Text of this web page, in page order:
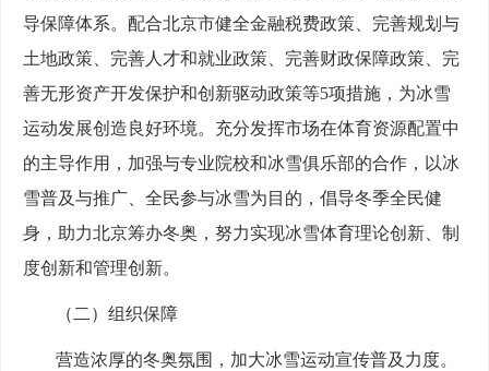
导保障体系。配合北京市健全金融税费政策、完善规划与
土地政策、完善人才和就业政策、完善财政保障政策、完
善无形资产开发保护和创新驱动政策等5项措施，为冰雪
运动发展创造良好环境。充分发挥市场在体育资源配置中
的主导作用，加强与专业院校和冰雪俱乐部的合作，以冰
雪普及与推广、全民参与冰雪为目的，倡导冬季全民健
身，助力北京筹办冬奥，努力实现冰雪体育理论创新、制
度创新和管理创新。
（二）组织保障
营造浓厚的冬奥氛围，加大冰雪运动宣传普及力度。